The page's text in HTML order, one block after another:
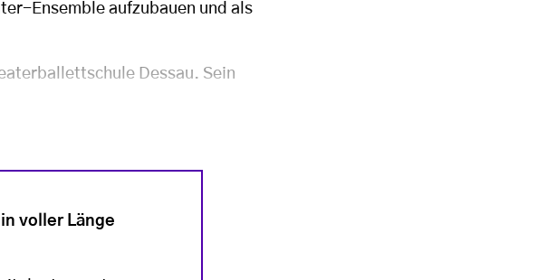
Ensemble aufzubauen und als
Dessau. Sein
voller Länge